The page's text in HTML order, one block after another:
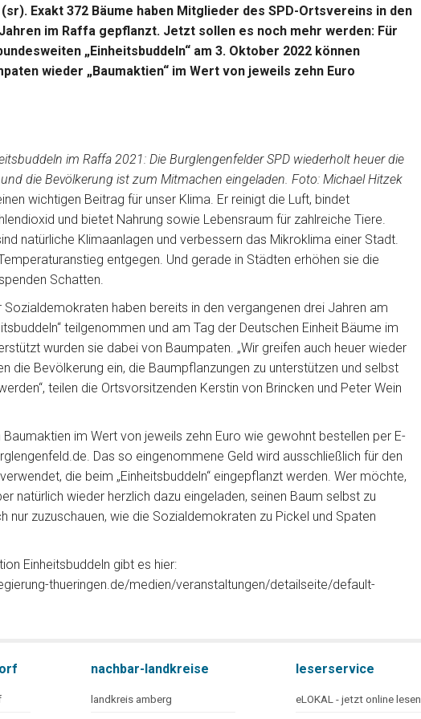
(sr). Exakt 372 Bäume haben Mitglieder des SPD-Ortsvereins in den
im Raffa gepflanzt. Jetzt sollen es noch mehr werden: Für
„Einheitsbuddeln“ am 3. Oktober 2022 können
wieder „Baumaktien“ im Wert von jeweils zehn Euro
im Raffa 2021: Die Burglengenfelder SPD wiederholt heuer die
die Bevölkerung ist zum Mitmachen eingeladen. Foto: Michael Hitzek
wichtigen Beitrag für unser Klima. Er reinigt die Luft, bindet
und bietet Nahrung sowie Lebensraum für zahlreiche Tiere.
natürliche Klimaanlagen und verbessern das Mikroklima einer Stadt.
entgegen. Und gerade in Städten erhöhen sie die
Schatten.
Sozialdemokraten haben bereits in den vergangenen drei Jahren am
teilgenommen und am Tag der Deutschen Einheit Bäume im
wurden sie dabei von Baumpaten. „Wir greifen auch heuer wieder
die Bevölkerung ein, die Baumpflanzungen zu unterstützen und selbst
teilen die Ortsvorsitzenden Kerstin von Brincken und Peter Wein
im Wert von jeweils zehn Euro wie gewohnt bestellen per E-
Das so eingenommene Geld wird ausschließlich für den
die beim „Einheitsbuddeln“ eingepflanzt werden. Wer möchte,
natürlich wieder herzlich dazu eingeladen, seinen Baum selbst zu
nur zuzuschauen, wie die Sozialdemokraten zu Pickel und Spaten
Einheitsbuddeln gibt es hier:
thueringen.de/medien/veranstaltungen/detailseite/default-
nachbar-landkreise
landkreis amberg
leserservice
eLOKAL - jetzt online lesen